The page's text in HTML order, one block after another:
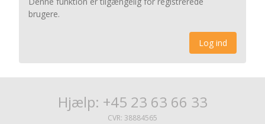
brugere.
Log ind
Hjælp: +45 23 63 66 33
CVR: 38884565